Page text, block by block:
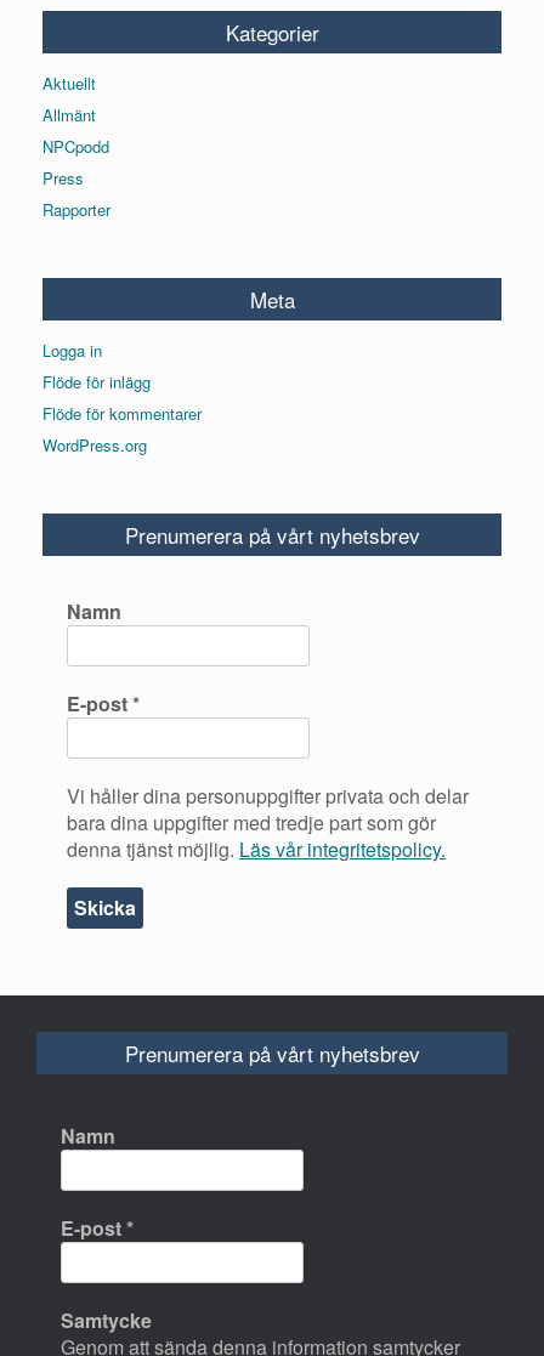
Kategorier
Aktuellt
Allmänt
NPCpodd
Press
Rapporter
Meta
Logga in
Flöde för inlägg
Flöde för kommentarer
WordPress.org
Prenumerera på vårt nyhetsbrev
Namn
E-post*
Vi håller dina personuppgifter privata och delar
bara dina uppgifter med tredje part som gör
denna tjänst möjlig. Läs vår integritetspolicy.
Prenumerera på vårt nyhetsbrev
Namn
E-post*
Samtycke
Genom att sända denna information samtycker